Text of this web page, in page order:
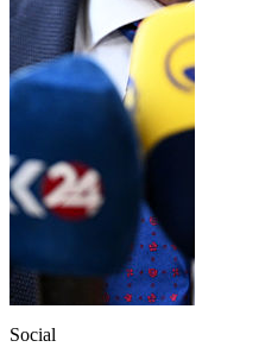
Social